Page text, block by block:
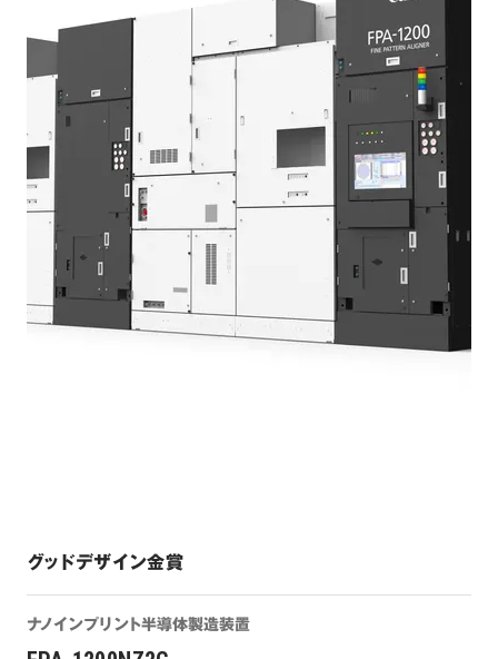
グッドデザイン金賞
ナノインプリント半導体製造装置